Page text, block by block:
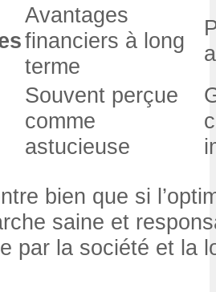
Avantages
financiers à long
terme
Souvent perçue
comme
astucieuse
bien que si
saine et
par la société et la